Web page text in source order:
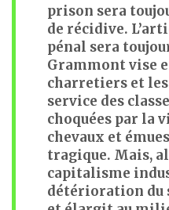
prison sera
de récidive.
pénal sera
Grammont vise
charretiers et les
service des
choquées par la
chevaux et
tragique. Mais,
capitalisme
détérioration du